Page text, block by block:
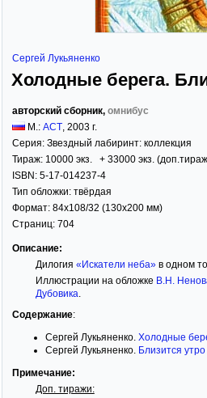
Сергей Лукьяненко
Холодные берега.
авторский сборник, омнибус
М.: АСТ, 2003 г.
Серия: Звездный лабиринт: коллекция
Тираж: 10000 экз. + 33000 экз.
ISBN: 5-17-014237-4
Тип обложки: твёрдая
Формат: 84x108/32 (130x200 мм)
Страниц: 704
Описание:
Дилогия «Искатели неба»в одном
Иллюстрации на обложке В.Н.
Дубовика.
Содержание:
Сергей Лукьяненко. Холодные
Сергей Лукьяненко. Близится утро
Примечание:
Доп. тиражи: